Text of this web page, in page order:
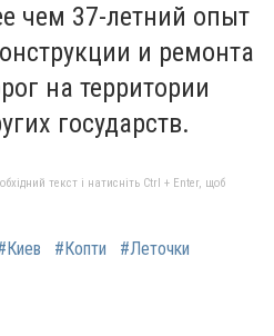
чем 37-летний опыт
и ремонта
на территории
государств.
текст і натисніть Ctrl + Enter, щоб
#Копти
#Леточки